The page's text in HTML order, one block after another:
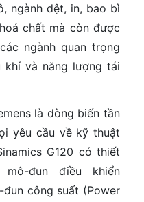
ngành dệt, in, bao bì
chất mà còn được
ngành quan trọng
khí và năng lượng tái
là dòng biến tần
yêu cầu về kỹ thuật
G120 có thiết
đun điều khiển
công suất (Power